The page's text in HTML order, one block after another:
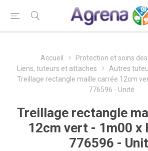
Accueil
Protection et soins
Liens, tuteurs et attaches
Autres
Treillage rectangle maille carrée 12cm
776596 - Unité
Treillage rectangle
12cm vert - 1m00 x
776596 -